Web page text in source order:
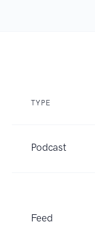
TYPE
Podcast
Feed